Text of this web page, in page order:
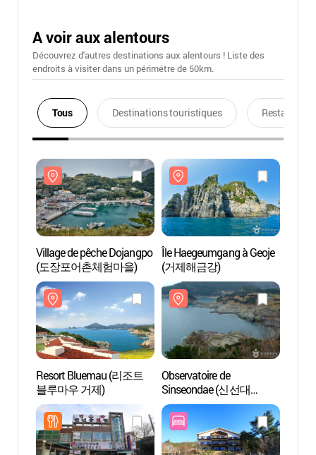
A voir aux alentours
Découvrez d'autres destinations aux alentours ! Liste des
endroits à visiter dans un périmétre de 50km.
Tous Destinations touristiques Restaurants
Village de pêche Dojangpo
(도장포어촌체험마을)
Île Haegeumgang à Geoje
(거제해금강)
Resort Bluemau (리조트
블루마우 거제)
Observatoire de
Sinseondae (신선대
전망대)